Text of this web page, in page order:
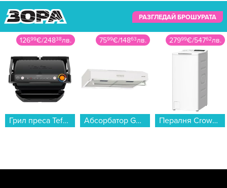
РАЗГЛЕДАЙ БРОШУРАТА
12699€/24838лв.
Грил преса Tefal GC717810 OptiGrill+...
7599€/14863лв.
Абсорбатор Gorenje WHU629EW/M...
27999€/54762лв.
Пералня Crown CTL6012W , 1200 об./мин., 6.00 kg, C , Бял...